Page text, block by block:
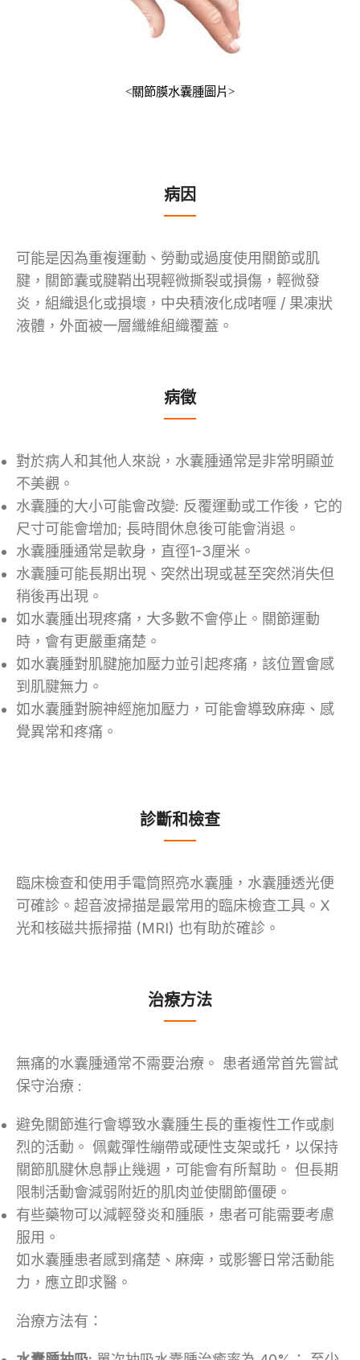
<關節膜水囊腫圖片>
病因
可能是因為重複運動、勞動或過度使用關節或肌
腱，關節囊或腱鞘出現輕微撕裂或損傷，輕微發
炎，組織退化或損壞，中央積液化成啫喱 / 果凍狀
液體，外面被一層纖維組織覆蓋。
病徵
對於病人和其他人來說，水囊腫通常是非常明顯並
不美觀。
水囊腫的大小可能會改變: 反覆運動或工作後，它的
尺寸可能會增加; 長時間休息後可能會消退。
水囊腫腫通常是軟身，直徑1-3厘米。
水囊腫可能長期出現、突然出現或甚至突然消失但
稍後再出現。
如水囊腫出現疼痛，大多數不會停止。關節運動
時，會有更嚴重痛楚。
如水囊腫對肌腱施加壓力並引起疼痛，該位置會感
到肌腱無力。
如水囊腫對腕神經施加壓力，可能會導致麻痺、感
覺異常和疼痛。
診斷和檢查
臨床檢查和使用手電筒照亮水囊腫，水囊腫透光便
可確診。超音波掃描是最常用的臨床檢查工具。X
光和核磁共振掃描 (MRI) 也有助於確診。
治療方法
無痛的水囊腫通常不需要治療。 患者通常首先嘗試
保守治療 :
避免關節進行會導致水囊腫生長的重複性工作或劇
烈的活動。 佩戴彈性繃帶或硬性支架或托，以保持
關節肌腱休息靜止幾週，可能會有所幫助。 但長期
限制活動會減弱附近的肌肉並使關節僵硬。
有些藥物可以減輕發炎和腫脹，患者可能需要考慮
服用。
如水囊腫患者感到痛楚、麻痺，或影響日常活動能
力，應立即求醫。
治療方法有：